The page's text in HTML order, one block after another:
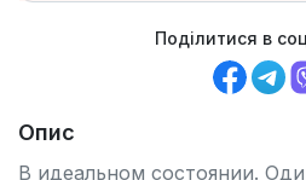
Поділитися в
Опис
В идеальном состоянии.